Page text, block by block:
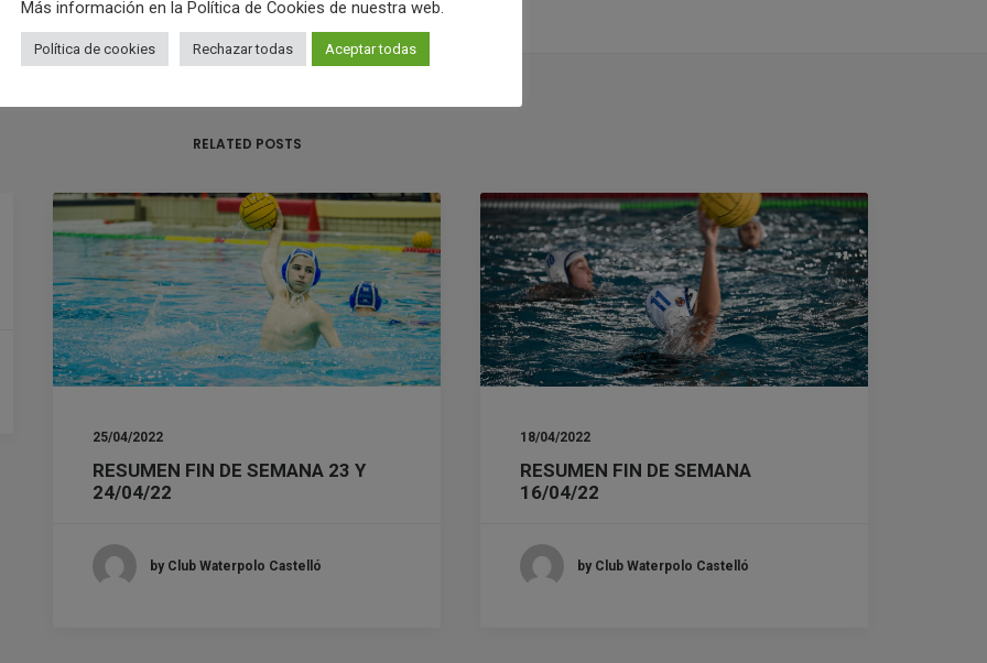
RELATED POSTS
25/04/2022
RESUMEN FIN DE SEMANA 23 Y
24/04/22
by Club Waterpolo Castelló
18/04/2022
RESUMEN FIN DE SEMANA
16/04/22
by Club Waterpolo Castelló
Más información en la Política de Cookies de nuestra web.
Política de cookies Rechazar todas Aceptar todas